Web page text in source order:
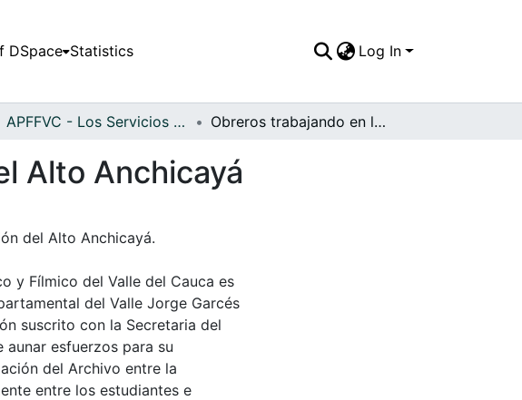
DSpace Statistics Log In
APFFVC - Los Servicios Públicos - Patrimonial Obreros trabajando en la construcción del Alto Anchicayá
Alto Anchicayá
del Alto Anchicayá.
y Fílmico del Valle del Cauca es
del Valle Jorge Garcés
suscrito con la Secretaria del
esfuerzos para su
del Archivo entre la
entre los estudiantes e